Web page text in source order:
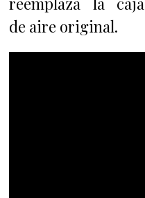
de aire original.